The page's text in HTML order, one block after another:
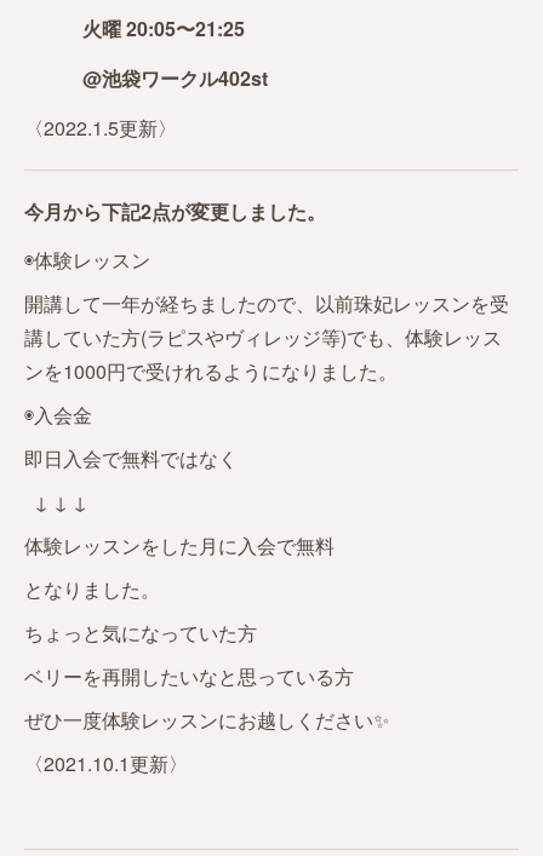
火曜 20:05〜21:25
@池袋ワークル402st
〈2022.1.5更新〉
今月から下記2点が変更しました。
◉体験レッスン
開講して一年が経ちましたので、以前珠妃レッスンを受
講していた方(ラピスやヴィレッジ等)でも、体験レッス
ンを1000円で受けれるようになりました。
◉入会金
即日入会で無料ではなく
↓ ↓ ↓
体験レッスンをした月に入会で無料
となりました。
ちょっと気になっていた方
ベリーを再開したいなと思っている方
ぜひ一度体験レッスンにお越しください✨
〈2021.10.1更新〉